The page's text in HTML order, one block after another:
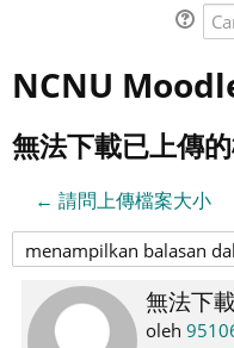
Bahasa Indonesia ‎(id)‎
Cari
NCNU
無法下載已上傳
← 請問上傳檔案大小
無法下
oleh
Jumlah
balasan: